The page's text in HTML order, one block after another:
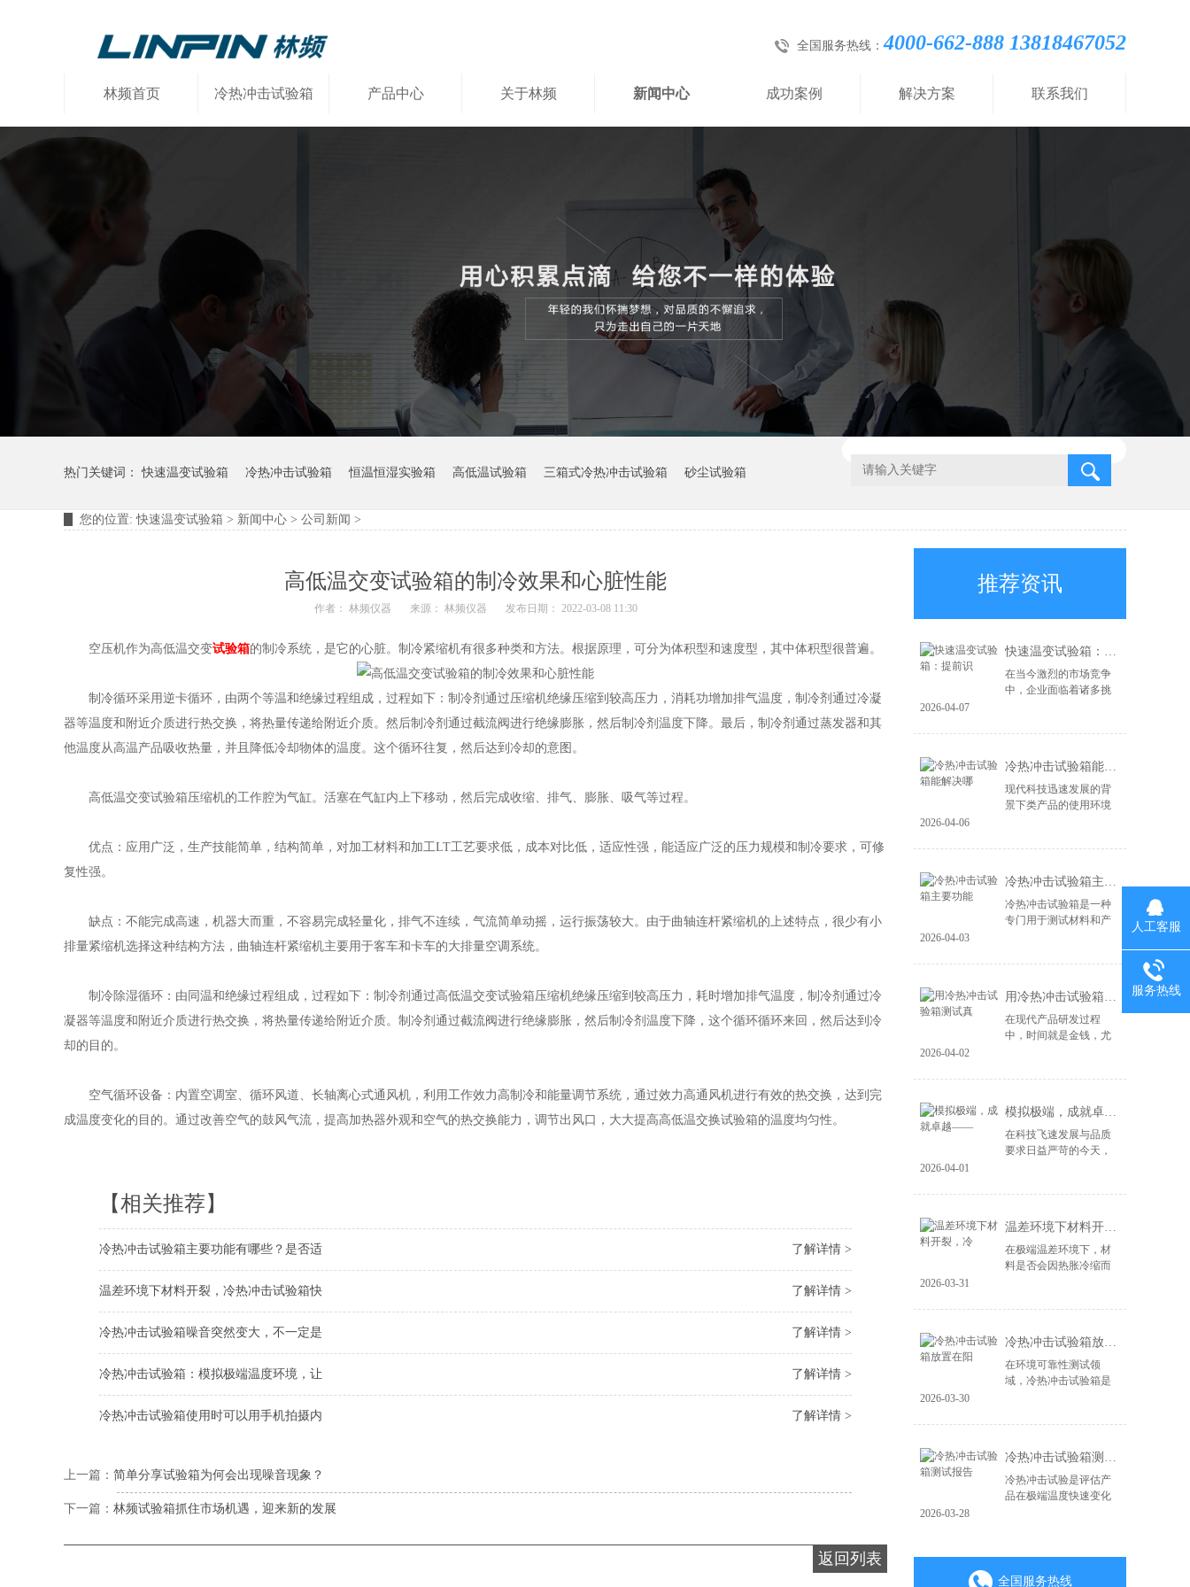
全国服务热线：4000-662-888 13818467052
林频首页 冷热冲击试验箱 产品中心 关于林频 新闻中心 成功案例 解决方案 联系我们
热门关键词：快速温变试验箱 冷热冲击试验箱 恒温恒湿实验箱 高低温试验箱 三箱式冷热冲击试验箱 砂尘试验箱
您的位置:快速温变试验箱 > 新闻中心 > 公司新闻 >
高低温交变试验箱的制冷效果和心脏性能
作者： 林频仪器 来源： 林频仪器 发布日期： 2022-03-08 11:30
空压机作为高低温交变试验箱的制冷系统，是它的心脏。制冷紧缩机有很多种类和方法。根据原理，可分为体积型和速度型，其中体积型很普遍。
制冷循环采用逆卡循环，由两个等温和绝缘过程组成，过程如下：制冷剂通过压缩机绝缘压缩到较高压力，消耗功增加排气温度，制冷剂通过冷凝
器等温度和附近介质进行热交换，将热量传递给附近介质。然后制冷剂通过截流阀进行绝缘膨胀，然后制冷剂温度下降。最后，制冷剂通过蒸发器和其
他温度从高温产品吸收热量，并且降低冷却物体的温度。这个循环往复，然后达到冷却的意图。
高低温交变试验箱压缩机的工作腔为气缸。活塞在气缸内上下移动，然后完成收缩、排气、膨胀、吸气等过程。
优点：应用广泛，生产技能简单，结构简单，对加工材料和加工LT工艺要求低，成本对比低，适应性强，能适应广泛的压力规模和制冷要求，可修
复性强。
缺点：不能完成高速，机器大而重，不容易完成轻量化，排气不连续，气流简单动摇，运行振荡较大。由于曲轴连杆紧缩机的上述特点，很少有小
排量紧缩机选择这种结构方法，曲轴连杆紧缩机主要用于客车和卡车的大排量空调系统。
制冷除湿循环：由同温和绝缘过程组成，过程如下：制冷剂通过高低温交变试验箱压缩机绝缘压缩到较高压力，耗时增加排气温度，制冷剂通过冷
凝器等温度和附近介质进行热交换，将热量传递给附近介质。制冷剂通过截流阀进行绝缘膨胀，然后制冷剂温度下降，这个循环循环来回，然后达到冷
却的目的。
空气循环设备：内置空调室、循环风道、长轴离心式通风机，利用工作效力高制冷和能量调节系统，通过效力高通风机进行有效的热交换，达到完
成温度变化的目的。通过改善空气的鼓风气流，提高加热器外观和空气的热交换能力，调节出风口，大大提高高低温交换试验箱的温度均匀性。
【相关推荐】
冷热冲击试验箱主要功能有哪些？是否适 了解详情 >
温差环境下材料开裂，冷热冲击试验箱快 了解详情 >
冷热冲击试验箱噪音突然变大，不一定是 了解详情 >
冷热冲击试验箱：模拟极端温度环境，让 了解详情 >
冷热冲击试验箱使用时可以用手机拍摄内 了解详情 >
上一篇： 简单分享试验箱为何会出现噪音现象？
下一篇： 林频试验箱抓住市场机遇，迎来新的发展
返回列表
推荐资讯
快速温变试验箱：提前识
在当今激烈的市场竞争
中，企业面临着诸多挑
市场上立于不败之地，
风险识别能力和高...
2026-04-07
冷热冲击试验箱能解决哪
现代科技迅速发展的背
景下类产品的使用环境
航空航天设备等，对材
了更高的要求。...
2026-04-06
冷热冲击试验箱主要功能
冷热冲击试验箱是一种
专门用于测试材料和产
包括： 温度变化模拟：
速将样品暴露于高...
2026-04-03
用冷热冲击试验箱测试真
在现代产品研发过程
中，时间就是金钱，尤
的产品成为企业成功的
作为一种重要的测试...
2026-04-02
模拟极端，成就卓越——
在科技飞速发展与品质
要求日益严苛的今天，
造，更在于其能否经受
环境的严峻考验。...
2026-04-01
温差环境下材料开裂，冷
在极端温差环境下，材
料是否会因热胀冷缩而
无论是电子产品、汽车
材料，微小的裂纹...
2026-03-31
冷热冲击试验箱放置在阳
在环境可靠性测试领
域，冷热冲击试验箱是
测试结果的准确性直接
成败。一个常被忽视...
2026-03-30
冷热冲击试验箱测试报告
冷热冲击试验是评估产
品在极端温度快速变化
要凭证。一份具备权威
性、可追溯性的专...
2026-03-28
全国服务热线
人工客服
服务热线